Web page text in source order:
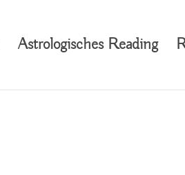
Astrologisches Reading